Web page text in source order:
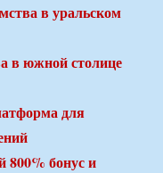
в уральском
в южной столице
для
800% бонус и